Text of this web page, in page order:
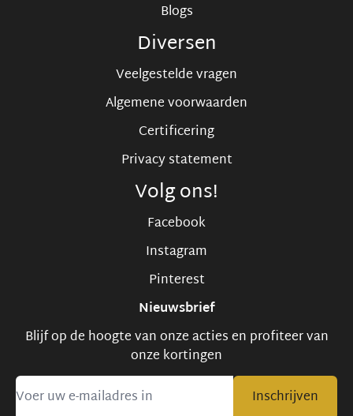
Blogs
Diversen
Veelgestelde vragen
Algemene voorwaarden
Certificering
Privacy statement
Volg ons!
Facebook
Instagram
Pinterest
Nieuwsbrief
Blijf op de hoogte van onze acties en profiteer van
onze kortingen
Inschrijven